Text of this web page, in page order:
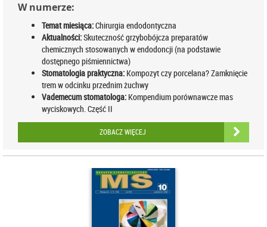
W numerze:
Temat miesiąca:Chirurgia endodontyczna
Aktualności:Skuteczność grzybobójcza preparatów
chemicznych stosowanych w endodoncji (na podstawie
dostępnego piśmiennictwa)
Stomatologia praktyczna: Kompozyt czy porcelana? Zamknięcie
trem w odcinku przednim żuchwy
Vademecum stomatologa: Kompendium porównawcze mas
wyciskowych. Część II
ZOBACZ WIĘCEJ